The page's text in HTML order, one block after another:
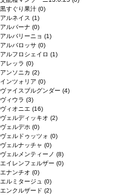
黒すぐり果汁 (0)
アルネイス (1)
アルバーナ (0)
アルバリーニョ (1)
アルバロッサ (0)
アルフロシェイロ (1)
アレッラ (0)
アンソニカ (2)
インツォリア (0)
ヴァイスブルグンダー (4)
ヴィウラ (3)
ヴィオニエ (16)
ヴェルディッキオ (2)
ヴェルデホ (0)
ヴェルドゥッツォ (0)
ヴェルナッチャ (0)
ヴェルメンティーノ (8)
エイレンフェルザー (0)
エナンチオ (0)
エルミタージュ (0)
エンクルザード (2)